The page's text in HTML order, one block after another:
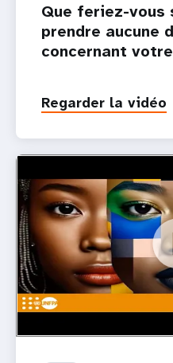
Que feriez-vous
prendre aucune
concernant
Regarder la vidéo